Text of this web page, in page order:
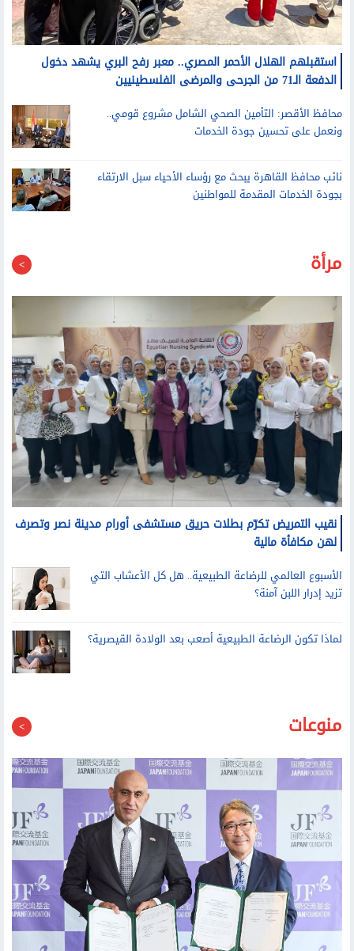
استقبلهم الهلال الأحمر المصري.. معبر رفح البري يشهد دخول
الدفعة الـ71 من الجرحى والمرضى الفلسطينيين
محافظ الأقصر: التأمين الصحي الشامل مشروع قومي..
ونعمل على تحسين جودة الخدمات
بجودة الخدمات المقدمة للمواطنين
نقيب التمريض تكرّم بطلات حريق مستشفى أورام مدينة نصر وتصرف
لهن مكافأة مالية
الأسبوع العالمي للرضاعة الطبيعية.. هل كل الأعشاب التي
تزيد إدرار اللبن آمنة؟